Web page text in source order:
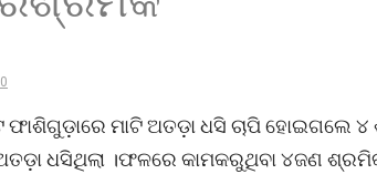
0
ମାଟି ଅତଡ଼ା ଧସି ଚାପି ହୋଇଗଲେ ୪
ଅତଡ଼ା ଧସିଥିଲା ।ଫଳରେ କାମକରୁଥିବା ୪ଜଣ